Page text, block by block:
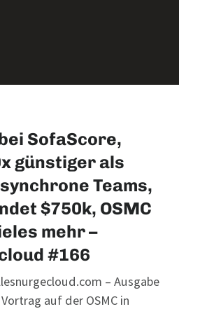
SofaScore,
günstiger als
Teams,
$750k, OSMC
mehr –
#166
– Ausgabe
auf der OSMC in